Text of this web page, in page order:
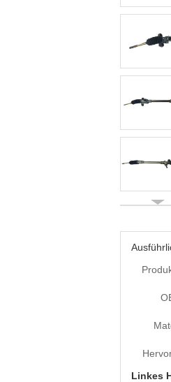
Linkes